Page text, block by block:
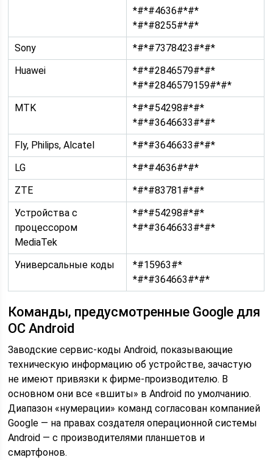
*#*#4636#*#*
*#*#8255#*#*
Sony
*#*#7378423#*#*
Huawei
*#*#2846579#*#*
*#*#2846579159#*#*
MTK
*#*#54298#*#*
*#*#3646633#*#*
Fly, Philips, Alcatel
*#*#3646633#*#*
LG
*#*#4636#*#*
ZTE
*#*#83781#*#*
Устройства с
процессором
MediaTek
*#*#54298#*#*
*#*#3646633#*#*
Универсальные коды
*#15963#*
*#*#364663#*#*
Команды, предусмотренные Google для
ОС Android
Заводские сервис-коды Android, показывающие
техническую информацию об устройстве, зачастую
не имеют привязки к фирме-производителю. В
основном они все «вшиты» в Android по умолчанию.
Диапазон «нумерации» команд согласован компанией
Google — на правах создателя операционной системы
Android — с производителями планшетов и
смартфонов.